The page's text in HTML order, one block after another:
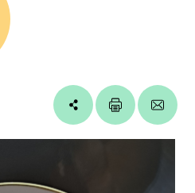
facebook
Line
twitter blogger